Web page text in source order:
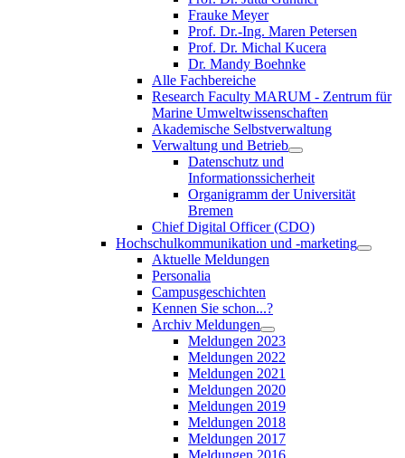
Frauke Meyer
Prof. Dr.-Ing. Maren Petersen
Prof. Dr. Michal Kucera
Dr. Mandy Boehnke
Alle Fachbereiche
Research Faculty MARUM - Zentrum für
Marine Umweltwissenschaften
Akademische Selbstverwaltung
Verwaltung und Betrieb
Datenschutz und
Informationssicherheit
Organigramm der Universität
Bremen
Chief Digital Officer (CDO)
Hochschulkommunikation und -marketing
Aktuelle Meldungen
Personalia
Campusgeschichten
Kennen Sie schon...?
Archiv Meldungen
Meldungen 2023
Meldungen 2022
Meldungen 2021
Meldungen 2020
Meldungen 2019
Meldungen 2018
Meldungen 2017
Meldungen 2016